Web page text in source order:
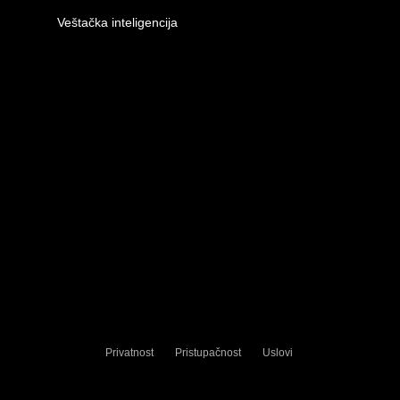
Veštačka inteligencija
Privatnost Pristupačnost Uslovi